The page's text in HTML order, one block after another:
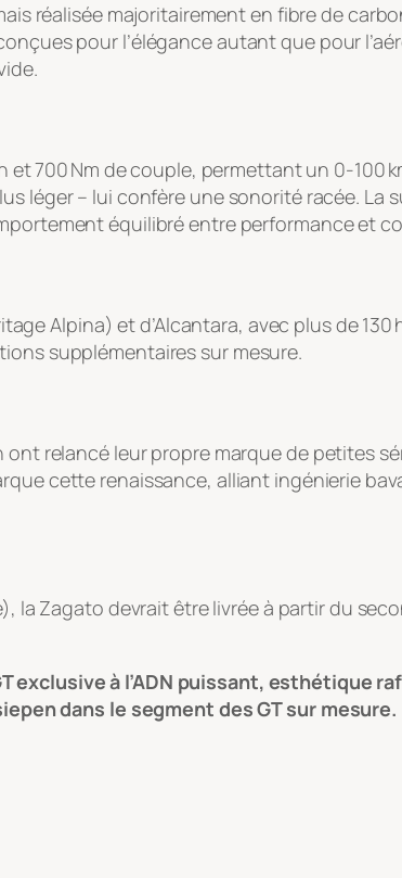
réalisée majoritairement en fibre de
pour l’élégance autant que pour
700 Nm de couple, permettant un 0‑100
léger – lui confère une sonorité racée. La
équilibré entre performance et
Alpina) et d’Alcantara, avec plus de 130
supplémentaires sur mesure.
ont relancé leur propre marque de petites
cette renaissance, alliant ingénierie
la Zagato devrait être livrée à partir du
exclusive à l’ADN puissant, esthétique
dans le segment des GT sur mesure.